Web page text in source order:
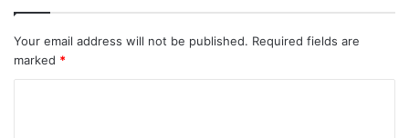
Your email address will not be published. Required fields are
marked *